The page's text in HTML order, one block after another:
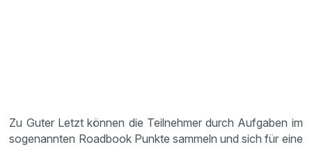
Zu Guter Letzt können die Teilnehmer durch Aufgaben im
sogenannten Roadbook Punkte sammeln und sich für eine